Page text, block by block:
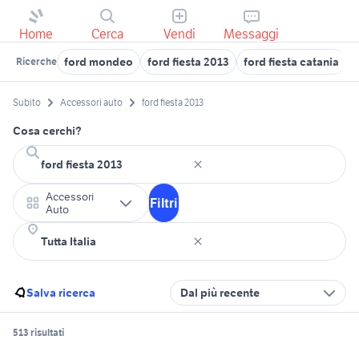
Home Cerca Vendi Messaggi
Ricerche ford mondeo ford fiesta 2013 ford fiesta catania
Subito Accessori auto ford fiesta 2013
Cosa cerchi?
Accessori
Auto
Filtri
Salva ricerca Dal più recente
513 risultati